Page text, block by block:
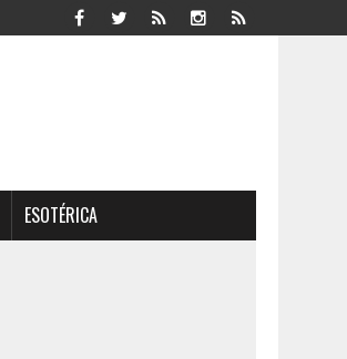
ESOTÉRICA